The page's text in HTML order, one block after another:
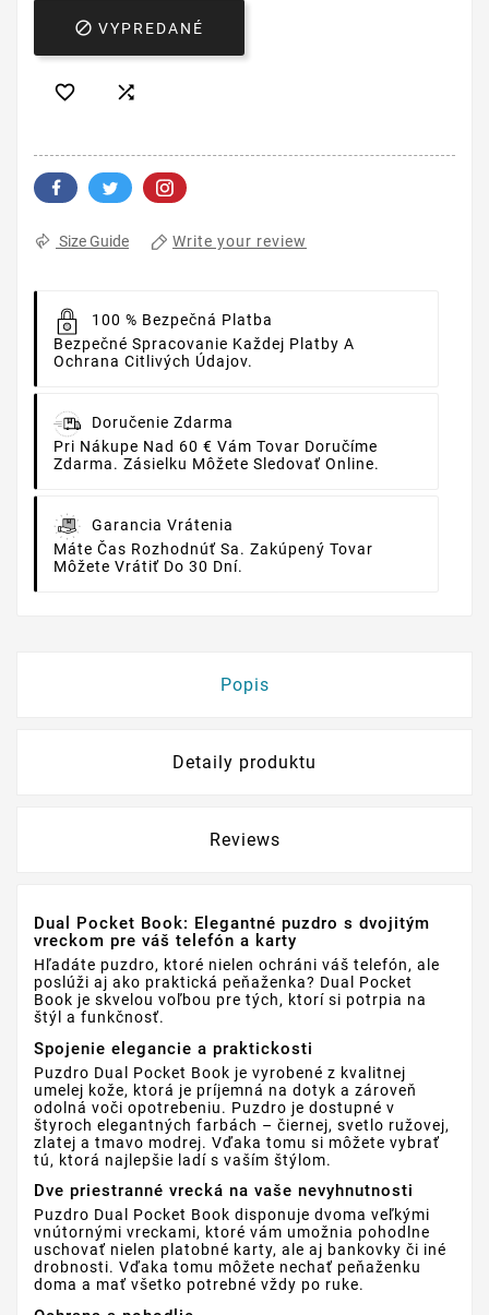
 VYPREDANÉ
 
Size Guide Write your review
100 % Bezpečná Platba
Bezpečné Spracovanie Každej Platby A
Ochrana Citlivých Údajov.
Doručenie Zdarma
Pri Nákupe Nad 60 € Vám Tovar Doručíme
Zdarma. Zásielku Môžete Sledovať Online.
Garancia Vrátenia
Máte Čas Rozhodnúť Sa. Zakúpený Tovar
Môžete Vrátiť Do 30 Dní.
Popis
Detaily produktu
Reviews
Dual Pocket Book: Elegantné puzdro s dvojitým
vreckom pre váš telefón a karty
Hľadáte puzdro, ktoré nielen ochráni váš telefón, ale
poslúži aj ako praktická peňaženka? Dual Pocket
Book je skvelou voľbou pre tých, ktorí si potrpia na
štýl a funkčnosť.
Spojenie elegancie a praktickosti
Puzdro Dual Pocket Book je vyrobené z kvalitnej
umelej kože, ktorá je príjemná na dotyk a zároveň
odolná voči opotrebeniu. Puzdro je dostupné v
štyroch elegantných farbách – čiernej, svetlo ružovej,
zlatej a tmavo modrej. Vďaka tomu si môžete vybrať
tú, ktorá najlepšie ladí s vaším štýlom.
Dve priestranné vrecká na vaše nevyhnutnosti
Puzdro Dual Pocket Book disponuje dvoma veľkými
vnútornými vreckami, ktoré vám umožnia pohodlne
uschovať nielen platobné karty, ale aj bankovky či iné
drobnosti. Vďaka tomu môžete nechať peňaženku
doma a mať všetko potrebné vždy po ruke.